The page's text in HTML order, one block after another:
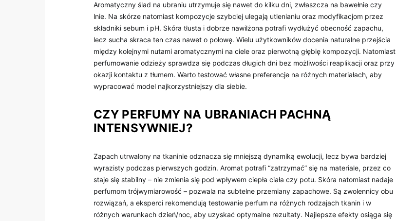
Aromatyczny ślad na ubraniu utrzymuje się nawet do kilku dni, zwłaszcza na bawełnie czy
lnie. Na skórze natomiast kompozycje szybciej ulegają utlenianiu oraz modyfikacjom przez
składniki sebum i pH. Skóra tłusta i dobrze nawilżona potrafi wydłużyć obecność zapachu,
lecz sucha skraca ten czas nawet o połowę. Wielu użytkowników docenia naturalne przejścia
między kolejnymi nutami aromatycznymi na ciele oraz pierwotną głębię kompozycji. Natomiast
perfumowanie odzieży sprawdza się podczas długich dni bez możliwości reaplikacji oraz przy
okazji kontaktu z tłumem. Warto testować własne preferencje na różnych materiałach, aby
wypracować model najkorzystniejszy dla siebie.
CZY PERFUMY NA UBRANIACH PACHNĄ
INTENSYWNIEJ?
Zapach utrwalony na tkaninie odznacza się mniejszą dynamiką ewolucji, lecz bywa bardziej
wyrazisty podczas pierwszych godzin. Aromat potrafi “zatrzymać” się na materiale, przez co
staje się stabilny – nie zmienia się pod wpływem ciepła ciała czy potu. Skóra natomiast nadaje
perfumom trójwymiarowość – pozwala na subtelne przemiany zapachowe. Są zwolennicy obu
rozwiązań, a eksperci rekomendują testowanie perfum na różnych rodzajach tkanin i w
różnych warunkach dzień/noc, aby uzyskać optymalne rezultaty. Najlepsze efekty osiąga się